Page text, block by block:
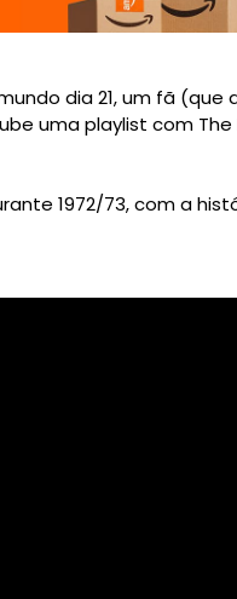
dia 21, um fã (que
uma playlist com The
1972/73, com a